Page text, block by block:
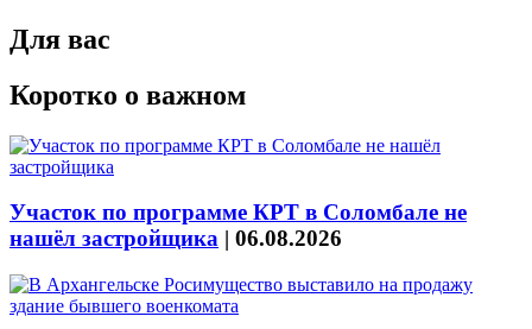
Для вас
Коротко о важном
Участок по программе КРТ в Соломбале не
нашёл застройщика | 06.08.2026